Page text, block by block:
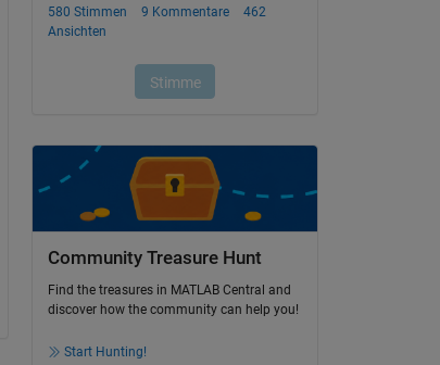
Community Treasure Hunt
Find the treasures in MATLAB Central and
discover how the community can help you!
Start Hunting!